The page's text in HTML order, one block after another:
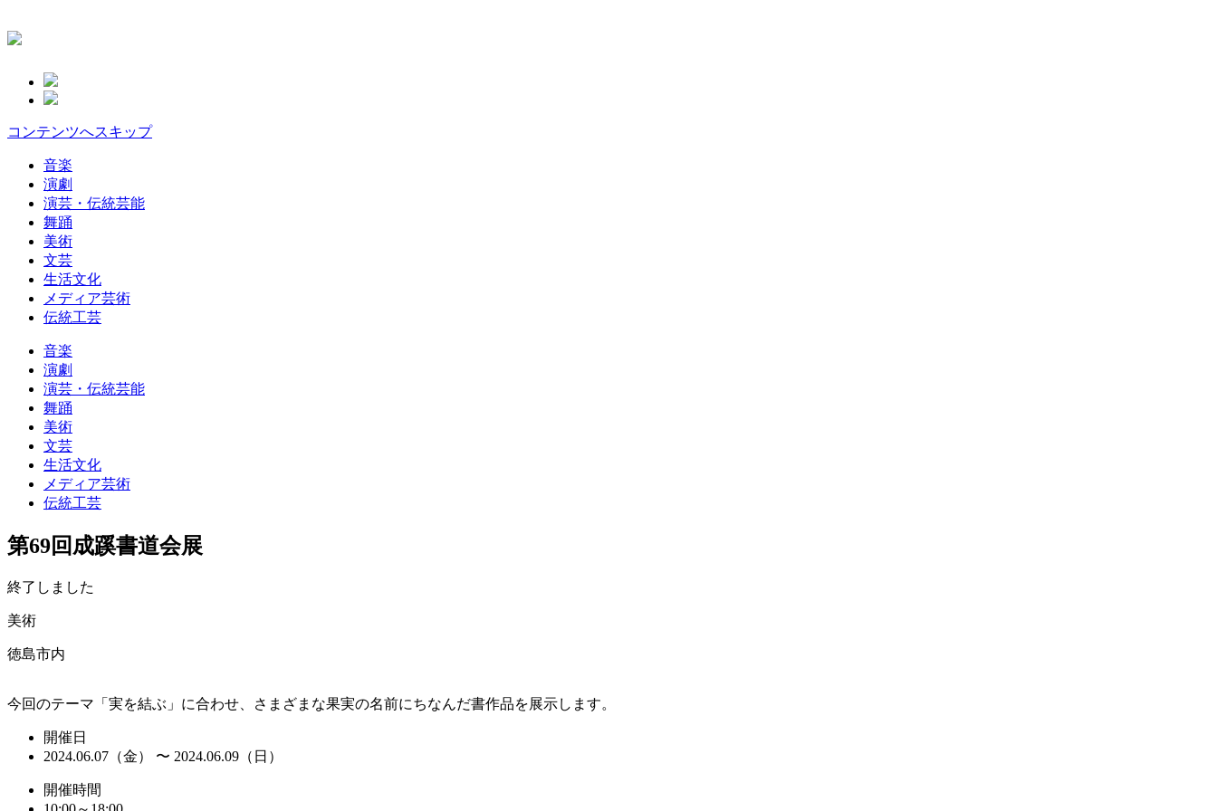
コンテンツへスキップ
音楽
演劇
演芸・伝統芸能
舞踊
美術
文芸
生活文化
メディア芸術
伝統工芸
音楽
演劇
演芸・伝統芸能
舞踊
美術
文芸
生活文化
メディア芸術
伝統工芸
第69回成蹊書道会展
終了しました
美術
徳島市内
今回のテーマ「実を結ぶ」に合わせ、さまざまな果実の名前にちなんだ書作品を展示します。
開催日
2024.06.07（金） 〜 2024.06.09（日）
開催時間